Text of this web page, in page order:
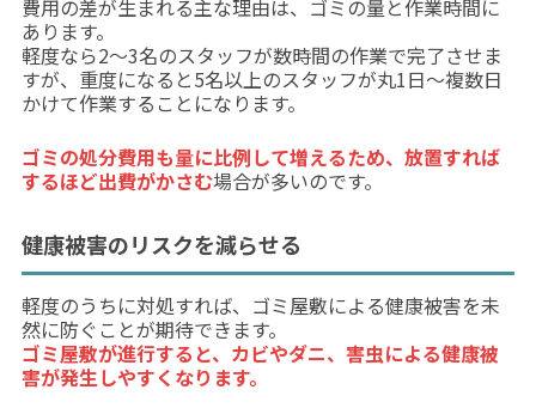
費用の差が生まれる主な理由は、ゴミの量と作業時間に
あります。
軽度なら2〜3名のスタッフが数時間の作業で完了させま
すが、重度になると5名以上のスタッフが丸1日～複数日
かけて作業することになります。
ゴミの処分費用も量に比例して増えるため、放置すれば
するほど出費がかさむ場合が多いのです。
健康被害のリスクを減らせる
軽度のうちに対処すれば、ゴミ屋敷による健康被害を未
然に防ぐことが期待できます。
ゴミ屋敷が進行すると、カビやダニ、害虫による健康被
害が発生しやすくなります。